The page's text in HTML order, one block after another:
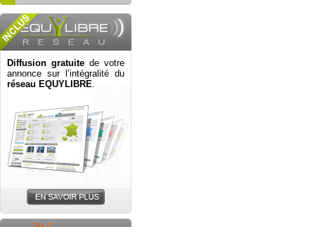
Diffusion gratuite de votre
annonce sur l’intégralité du
réseau EQUYLIBRE.